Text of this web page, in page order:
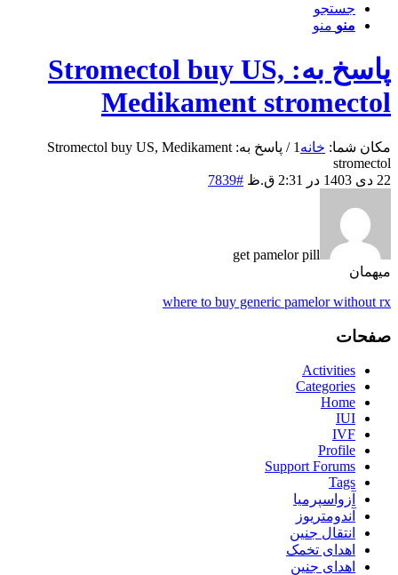
جستجو
منو منو
پاسخ به: Stromectol buy US,
Medikament stromectol
مکان شما: خانه 1
/
پاسخ به: Stromectol buy US, Medikament
stromectol
22 دی 1403 در 2:31 ق.ظ
#7839
get pamelor pill
میهمان
where to buy generic pamelor without rx
صفحات
Activities
Categories
Home
IUI
IVF
Profile
Support Forums
Tags
آزواسپرمیا
آندومتریوز
انتقال جنین
اهدای تخمک
اهدای جنین